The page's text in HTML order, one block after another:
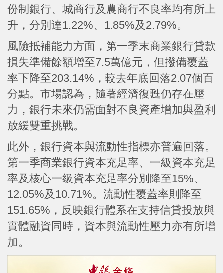
份制銀行、城商行及農商行不良率均有所上
升，分別達1.22%、1.85%及2.79%。
風險抵補能力方面，第一季末商業銀行貸款
損失準備餘額增至7.5萬億元，但撥備覆蓋
率下降至203.14%，較去年底回落2.07個百
分點。市場認為，隨著經濟復甦仍存在壓
力，銀行未來仍需面對不良資產增加與盈利
放緩雙重挑戰。
此外，銀行資本與流動性指標亦普遍回落。
第一季商業銀行資本充足率、一級資本充足
率及核心一級資本充足率分別降至15%、
12.05%及10.71%。流動性覆蓋率則降至
151.65%，反映銀行體系在支持信貸投放與
實體融資同時，資本與流動性壓力亦有所增
加。